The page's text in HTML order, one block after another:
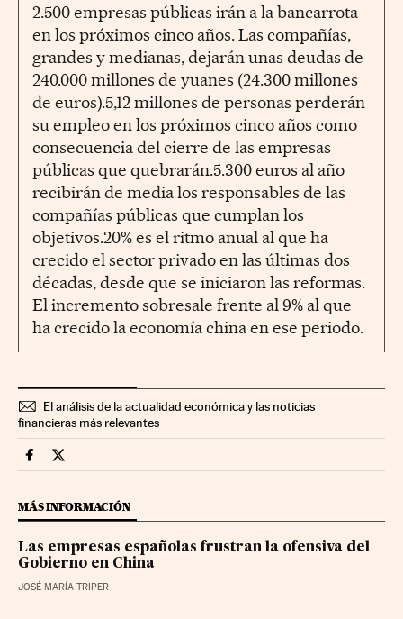
2.500 empresas públicas irán a la bancarrota
en los próximos cinco años. Las compañías,
grandes y medianas, dejarán unas deudas de
240.000 millones de yuanes (24.300 millones
de euros).5,12 millones de personas perderán
su empleo en los próximos cinco años como
consecuencia del cierre de las empresas
públicas que quebrarán.5.300 euros al año
recibirán de media los responsables de las
compañías públicas que cumplan los
objetivos.20% es el ritmo anual al que ha
crecido el sector privado en las últimas dos
décadas, desde que se iniciaron las reformas.
El incremento sobresale frente al 9% al que
ha crecido la economía china en ese periodo.
El análisis de la actualidad económica y las noticias
financieras más relevantes
Economia Cinco Días en Facebook
Economia Cinco Días en Twitter
MÁS INFORMACIÓN
Las empresas españolas frustran la ofensiva del
Gobierno en China
JOSÉ MARÍA TRIPER